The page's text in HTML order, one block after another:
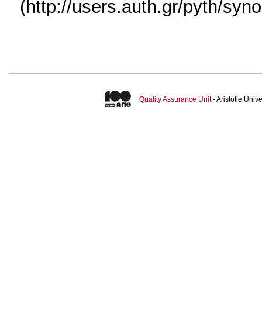
(http://users.auth.gr/pyth/
Quality Assurance Unit- Aristotle